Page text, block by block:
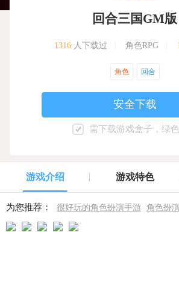
回合三国GM版
1316 人下载过 角色RPG
角色 回合
安全下载
需下载游戏盒子，绿
游戏介绍 游戏特色
为您推荐： 很好玩的角色扮演手游 角色扮